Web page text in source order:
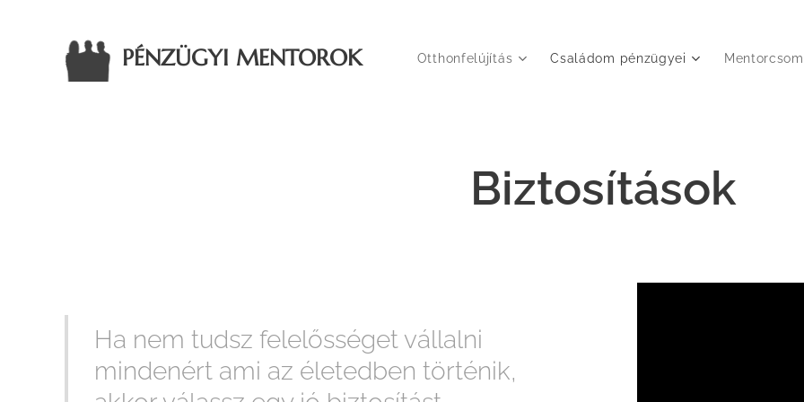
PÉNZÜGYI MENTOROK Otthonfelújítás Családom pénzügyei
Biztosítások
Ha nem tudsz felelősséget vállalni
mindenért ami az életedben történik,